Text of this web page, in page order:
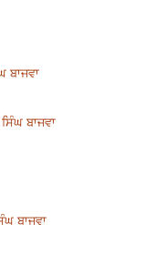
ਬਾਜਵਾ
ਬਾਜਵਾ
ਬਾਜਵਾ